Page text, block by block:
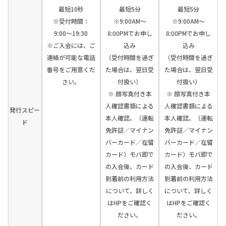
発行スピー
ド
最短10秒
※受付時間：
9:00〜19:30
※ご入会には、ご
連絡が可能な電話
番号をご用意くだ
さい。
最短5分
※9:00AM～
8:00PMでお申し
込み
（受付時間を過ぎ
た場合は、翌日受
付扱い）
※ 顔写真付き本
人確認書類による
本人確認。（運転
免許証／マイナン
バーカード／在留
カード）モバ即で
の入会後、カード
到着前の利用方法
について、詳しく
はHPをご確認く
ださい。
最短5分
※9:00AM～
8:00PMでお申し
込み
（受付時間を過ぎ
た場合は、翌日受
付扱い）
※ 顔写真付き本
人確認書類による
本人確認。（運転
免許証／マイナン
バーカード／在留
カード）モバ即で
の入会後、カード
到着前の利用方法
について、詳しく
はHPをご確認く
ださい。